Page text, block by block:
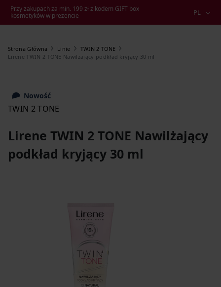
Przy zakupach za min. 199 zł z kodem GIFT box
kosmetyków w prezencie
PL
Strona Główna Linie
TWIN 2 TONE
Lirene TWIN 2 TONE Nawilżający podkład kryjący 30 ml
Nowość
TWIN 2 TONE
Lirene TWIN 2 TONE Nawilżający
podkład kryjący 30 ml